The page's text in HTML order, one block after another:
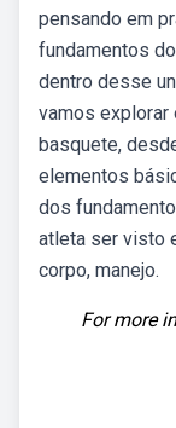
pensando em
fundamentos
dentro desse
vamos explorar
basquete,
elementos
dos
atleta ser visto
corpo, manejo.
For more